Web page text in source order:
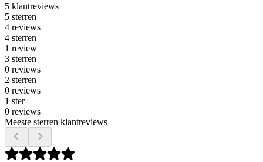
5 klantreviews
5 sterren
4 reviews
4 sterren
1 review
3 sterren
0 reviews
2 sterren
0 reviews
1 ster
0 reviews
Meeste sterren klantreviews